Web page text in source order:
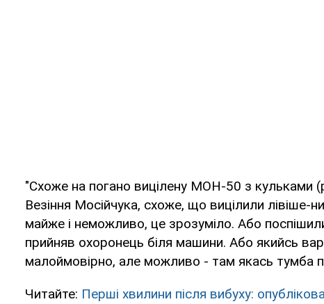
"Схоже на погано вицілену МОН-50 з кульками
Везіння Мосійчука, схоже, що вицілили лівіше-
майже і неможливо, це зрозуміло. Або
прийняв охоронець біля машини. Або якийсь
малоймовірно, але можливо - там якась тумба
Читайте: Перші хвилини після вибуху: